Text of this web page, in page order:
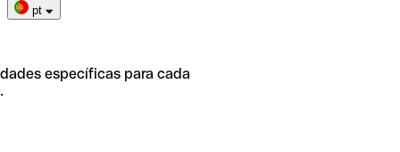
pt
específicas para cada